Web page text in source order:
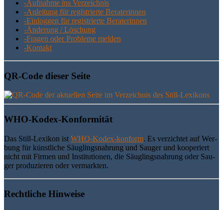
-Auf­nah­me ins Verzeichnis
-Anlei­tung für regis­trier­te Beraterinnen
-Ein­log­gen für regis­trier­te Beraterinnen
-Ände­rung / Löschung
-Fra­gen oder Pro­ble­me melden
-Kon­takt
QR-Code die­ser Seite
WHO-Kodex-Kon­for­mi­tät
Das Still-Lexi­kon ist WHO-Kodex-kon­form. Es ver­zich­tet auf Wer­
bung für künst­li­che Säug­lings­nah­rung und Sau­ger und koope­riert
nicht mit Fir­men und Insti­tu­tio­nen, die Säug­lings­nah­rung oder Sau­
ger pro­du­zie­ren oder vermarkten.
Recht­li­che Hinweise